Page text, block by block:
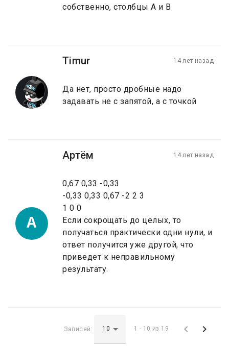
собственно, столбцы A и B
Timur 14 лет назад
Да нет, просто дробные надо
задавать не с запятой, а с точкой
А
Артём 14 лет назад
0,67 0,33 -0,33
-0,33 0,33 0,67 -2 2 3
1 0 0
Если сокрощать до целых, то
получаться практически одни нули, и
ответ получится уже другой, что
приведет к неправильному
результату.
Записей: 1 - 10 из 19  